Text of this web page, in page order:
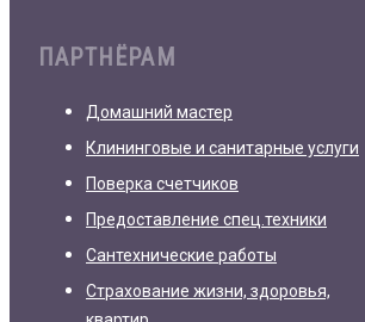
ПАРТНЁРАМ
Домашний мастер
Клининговые и санитарные услуги
Поверка счетчиков
Предоставление спец.техники
Сантехнические работы
Страхование жизни, здоровья,